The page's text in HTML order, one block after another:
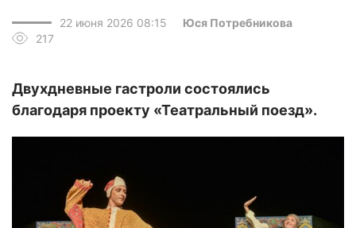
22 июня 2026 08:15
Юся Потребникова
217
Двухдневные гастроли состоялись
благодаря проекту «Театральный поезд».